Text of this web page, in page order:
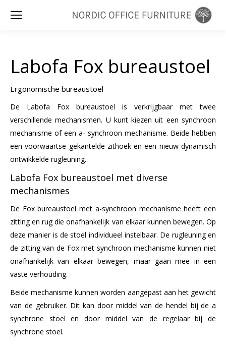
Labofa Fox bureaustoel
Ergonomische bureaustoel
De Labofa Fox bureaustoel is verkrijgbaar met twee
verschillende mechanismen. U kunt kiezen uit een synchroon
mechanisme of een a- synchroon mechanisme. Beide hebben
een voorwaartse gekantelde zithoek en een nieuw dynamisch
ontwikkelde rugleuning.
Labofa Fox bureaustoel met diverse
mechanismes
De Fox bureaustoel met a-synchroon mechanisme heeft een
zitting en rug die onafhankelijk van elkaar kunnen bewegen. Op
deze manier is de stoel individueel instelbaar. De rugleuning en
de zitting van de Fox met synchroon mechanisme kunnen niet
onafhankelijk van elkaar bewegen, maar gaan mee in een
vaste verhouding.
Beide mechanisme kunnen worden aangepast aan het gewicht
van de gebruiker. Dit kan door middel van de hendel bij de a
synchrone stoel en door middel van de regelaar bij de
synchrone stoel.